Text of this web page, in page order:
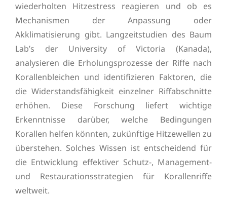
wiederholten Hitzestress reagieren und ob es
Mechanismen der Anpassung oder
Akklimatisierung gibt. Langzeitstudien des Baum
Lab’s der University of Victoria (Kanada),
analysieren die Erholungsprozesse der Riffe nach
Korallenbleichen und identifizieren Faktoren, die
die Widerstandsfähigkeit einzelner Riffabschnitte
erhöhen. Diese Forschung liefert wichtige
Erkenntnisse darüber, welche Bedingungen
Korallen helfen könnten, zukünftige Hitzewellen zu
überstehen. Solches Wissen ist entscheidend für
die Entwicklung effektiver Schutz-, Management-
und Restaurationsstrategien für Korallenriffe
weltweit.